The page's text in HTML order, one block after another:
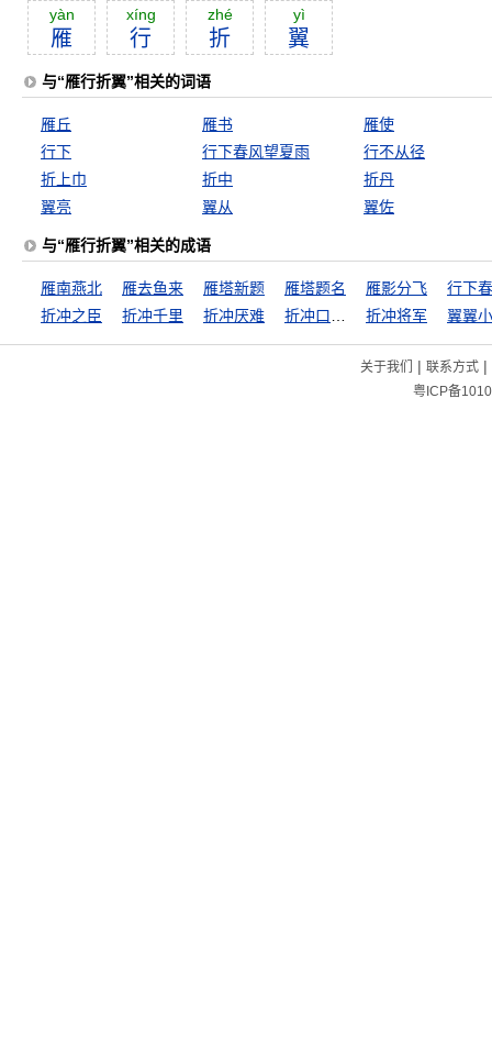
yàn
雁
xíng
行
zhé
折
yì
翼
与“雁行折翼”相关的词语
雁丘 雁书
雁使
行下
行下春风望夏雨
行不从径
折上巾
折中
折丹
翼亮
翼从 翼佐
与“雁行折翼”相关的成语
雁南燕北 雁去鱼来 雁塔新题 雁塔题名
雁影分飞
折冲之臣
折冲千里 折冲厌难 折冲将军 翼翼
关于我们 | 联系方式|
粤ICP备